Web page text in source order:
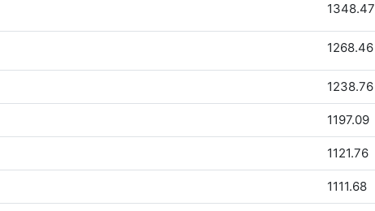
1348.47
1268.46
1238.76
1197.09
1121.76
1111.68